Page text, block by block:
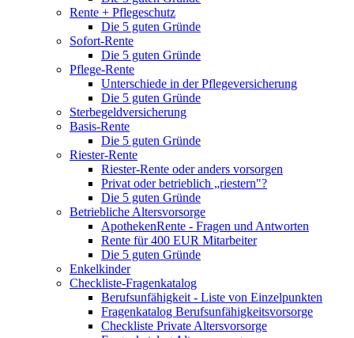
Rente + Pflegeschutz
Die 5 guten Gründe
Sofort-Rente
Die 5 guten Gründe
Pflege-Rente
Unterschiede in der Pflegeversicherung
Die 5 guten Gründe
Sterbegeldversicherung
Basis-Rente
Die 5 guten Gründe
Riester-Rente
Riester-Rente oder anders vorsorgen
Privat oder betrieblich „riestern"?
Die 5 guten Gründe
Betriebliche Altersvorsorge
ApothekenRente - Fragen und Antworten
Rente für 400 EUR Mitarbeiter
Die 5 guten Gründe
Enkelkinder
Checkliste-Fragenkatalog
Berufsunfähigkeit - Liste von Einzelpunkten
Fragenkatalog Berufsunfähigkeitsvorsorge
Checkliste Private Altersvorsorge